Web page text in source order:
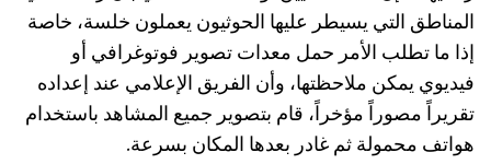
المناطق التي يسيطر عليها الحوثيون يعملون خلسة، خاصة
إذا ما تطلب الأمر حمل معدات تصوير فوتوغرافي أو
فيديوي يمكن ملاحظتها، وأن الفريق الإعلامي عند إعداده
تقريراً مصوراً مؤخراً، قام بتصوير جميع المشاهد باستخدام
هواتف محمولة ثم غادر بعدها المكان بسرعة.